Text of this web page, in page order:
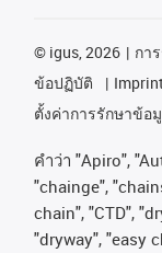
© igus, 2026 กา
ข้อปฏิบัติ
ตั้งค่าการรักษาข้อ
คําว่า "Apiro",
"chainge",
chain", "CTD",
"dryway", "easy